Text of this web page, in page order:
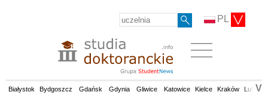
PL
Białystok Bydgoszcz Gdańsk Gdynia Gliwice Katowice Kielce Kraków Lublin
V